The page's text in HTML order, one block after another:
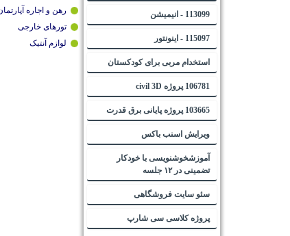
رهن و اجاره
تورهای خارجی
لوازم آنتیک
113099 - انیمیشن
115097 - اینونتور
استخدام مربی برای کودکستان
106781 پروژه civil 3D
103665 پروژه پایانی برق قدرت
ویرایش اسنب باکس
آموزشخوشنویسی با خودکار
تضمینی در ۱۲ جلسه
سئو سایت فروشگاهی
پروژه کلاسی سی شارپ